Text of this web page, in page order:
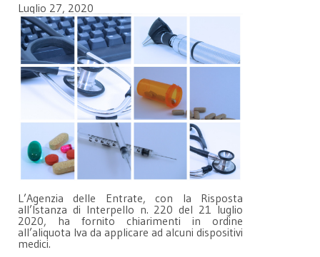
Luglio 27, 2020
L’Agenzia delle Entrate, con la Risposta
all’Istanza di Interpello n. 220 del 21 luglio
2020, ha fornito chiarimenti in ordine
all’aliquota Iva da applicare ad alcuni dispositivi
medici.